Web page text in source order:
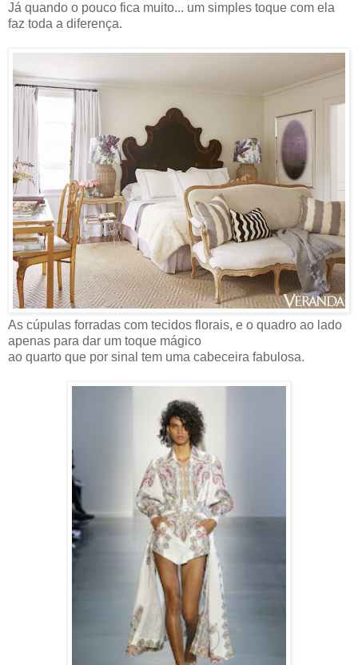
Já quando o pouco fica muito... um simples toque com ela
faz toda a diferença.
As cúpulas forradas com tecidos florais, e o quadro ao lado
apenas para dar um toque mágico
ao quarto que por sinal tem uma cabeceira fabulosa.